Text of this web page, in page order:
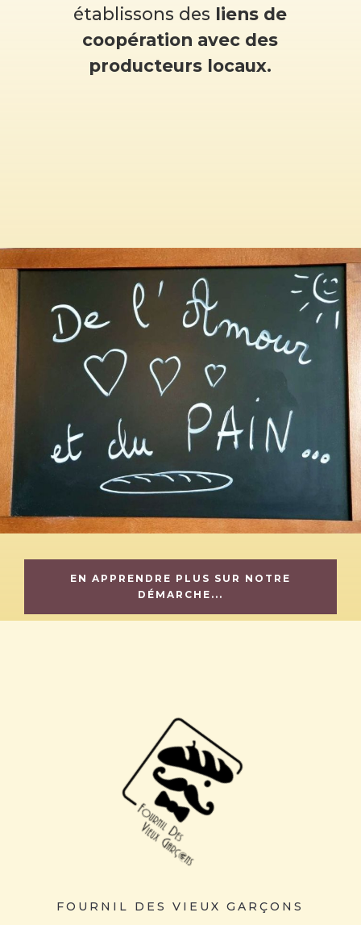
établissons des liens de
coopération avec des
producteurs locaux.
EN APPRENDRE PLUS SUR NOTRE
DÉMARCHE...
FOURNIL DES VIEUX GARÇONS